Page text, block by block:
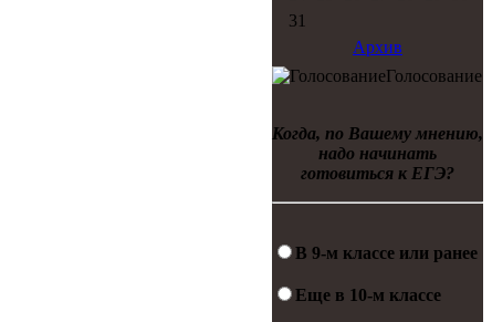
31
Архив
Голосование
Когда, по Вашему мнению,
надо начинать
готовиться к ЕГЭ?
В 9-м классе или ранее
Еще в 10-м классе